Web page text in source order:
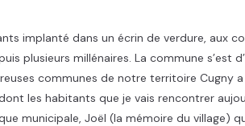
implanté dans un écrin de verdure, aux
plusieurs millénaires. La commune
communes de notre territoire
les habitants que je vais rencontrer
municipale, Joël (la mémoire du